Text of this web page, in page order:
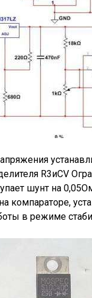
R3иCV
шунт на
компараторе,
в режиме